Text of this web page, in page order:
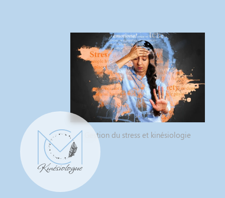
Gestion du stress et kinésiologie